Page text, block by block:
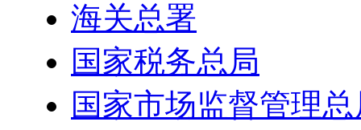
海关总署
国家税务总局
国家市场监督管理